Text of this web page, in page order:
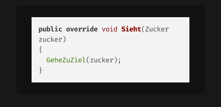
public override void Sieht(Zucker
zucker)
{
GeheZuZiel(zucker);
}